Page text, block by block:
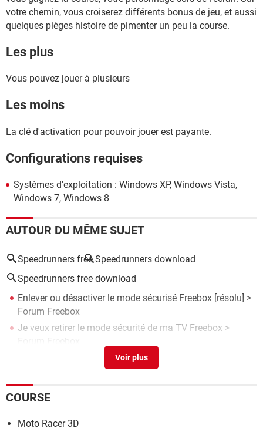
votre chemin, vous croiserez différents bonus de jeu, et aussi
quelques pièges histoire de pimenter un peu la course.
Les plus
Vous pouvez jouer à plusieurs
Les moins
La clé d'activation pour pouvoir jouer est payante.
Configurations requises
Systèmes d'exploitation : Windows XP, Windows Vista,
Windows 7, Windows 8
AUTOUR DU MÊME SUJET
Speedrunners free Speedrunners download
Speedrunners free download
Enlever ou désactiver le mode sécurisé Freebox [résolu] >
Forum Freebox
Je veux retirer le mode sécurité de ma TV Freebox >
Forum Freebox
Free ajoute 27 nouvelles chaînes télé gratuites aux
> Guide
Microsoft Word 2013
Free lance une nouvelle télécommande virtuelle sur
smartphone pour ses Freebox TV
COURSE
Moto Racer 3D